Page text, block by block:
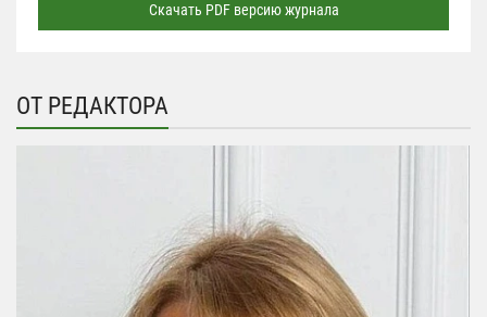
Скачать PDF версию журнала
ОТ РЕДАКТОРА